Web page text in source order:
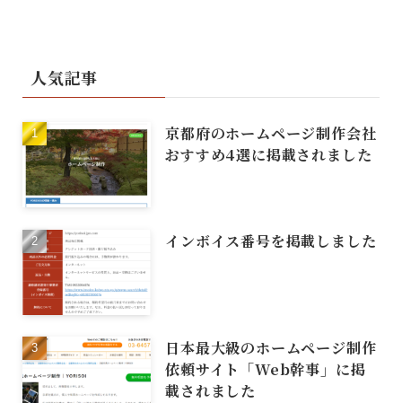
人気記事
京都府のホームページ制作会社
おすすめ4選に掲載されました
インボイス番号を掲載しました
日本最大級のホームページ制作
依頼サイト「Web幹事」に掲
載されました